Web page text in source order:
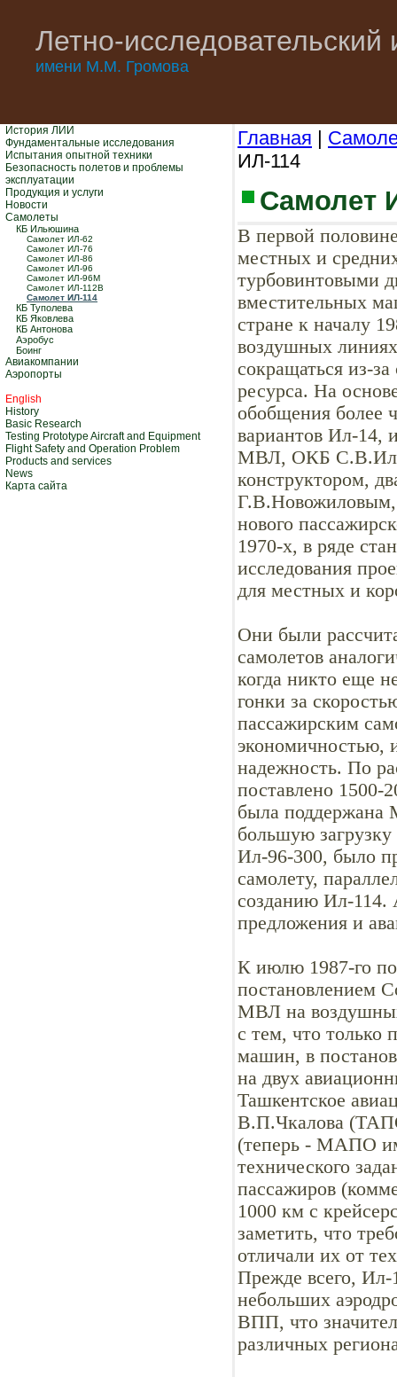
Летно-исследовательский
имени М.М. Громова
История ЛИИ
Фундаментальные исследования
Испытания опытной техники
Безопасность полетов и проблемы
эксплуатации
Продукция и услуги
Новости
Самолеты
КБ Ильюшина
Самолет ИЛ-62
Самолет ИЛ-76
Самолет ИЛ-86
Самолет ИЛ-96
Самолет ИЛ-96М
Самолет ИЛ-112В
Самолет ИЛ-114
КБ Туполева
КБ Яковлева
КБ Антонова
Аэробус
Боинг
Авиакомпании
Аэропорты
English
History
Basic Research
Testing Prototype Aircraft and Equipment
Flight Safety and Operation Problem
Products and services
News
Карта сайта
Главная |
ИЛ-114
Самолет
В первой
местных и
турбовинтовыми
вместительных
стране к началу
воздушных
сокращаться из-
ресурса. На
обобщения более
вариантов Ил-14,
МВЛ, ОКБ
конструктором,
Г.В.Новожиловым,
нового
1970-х, в ряде
исследования
для местных и
Они были
самолетов
когда никто еще
гонки за
пассажирским
экономичностью,
надежность. По
поставлено
была поддержана
большую
Ил-96-300, было
самолету,
созданию Ил-114.
предложения и
К июлю 1987-го
постановлением
МВЛ на воздушных
с тем, что только
машин, в
на двух
Ташкентское
В.П.Чкалова
(теперь - МАПО
технического
пассажиров
1000 км с
заметить, что
отличали их от
Прежде всего, Ил-
небольших
ВПП, что
различных